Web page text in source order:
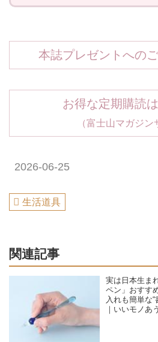
本誌プレゼントへの
お得な定期購読
（富士山マガジン
2026-06-25
生活道具
関連記事
実は日本生ま
ペン」おすす
入れも簡単な
｜いいモノあ